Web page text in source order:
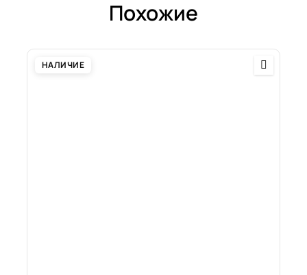
Похожие
НАЛИЧИЕ